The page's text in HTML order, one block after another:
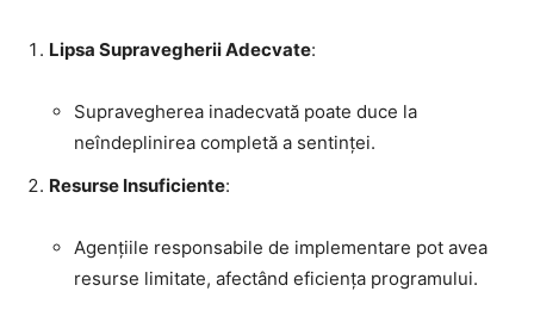
Lipsa Supravegherii Adecvate:
Supravegherea inadecvată poate duce la
neîndeplinirea completă a sentinței.
Resurse Insuficiente:
Agențiile responsabile de implementare pot avea
resurse limitate, afectând eficiența programului.